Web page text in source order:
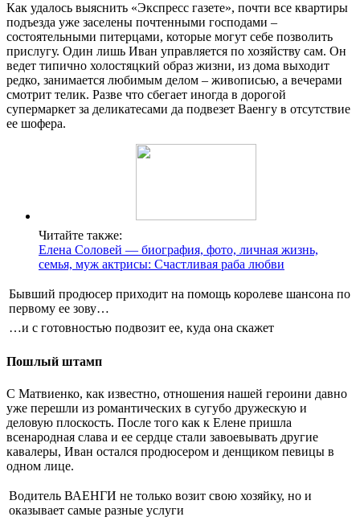
Как удалось выяснить «Экспресс газете», почти все квартиры
подъезда уже заселены почтенными господами –
состоятельными питерцами, которые могут себе позволить
прислугу. Один лишь Иван управляется по хозяйству сам. Он
ведет типично холостяцкий образ жизни, из дома выходит
редко, занимается любимым делом – живописью, а вечерами
смотрит телик. Разве что сбегает иногда в дорогой
супермаркет за деликатесами да подвезет Ваенгу в отсутствие
ее шофера.
Читайте также:
Елена Соловей — биография, фото, личная жизнь,
семья, муж актрисы: Счастливая раба любви
Бывший продюсер приходит на помощь королеве шансона по
первому ее зову…
…и с готовностью подвозит ее, куда она скажет
Пошлый штамп
С Матвиенко, как известно, отношения нашей героини давно
уже перешли из романтических в сугубо дружескую и
деловую плоскость. После того как к Елене пришла
всенародная слава и ее сердце стали завоевывать другие
кавалеры, Иван остался продюсером и денщиком певицы в
одном лице.
Водитель ВАЕНГИ не только возит свою хозяйку, но и
оказывает самые разные услуги